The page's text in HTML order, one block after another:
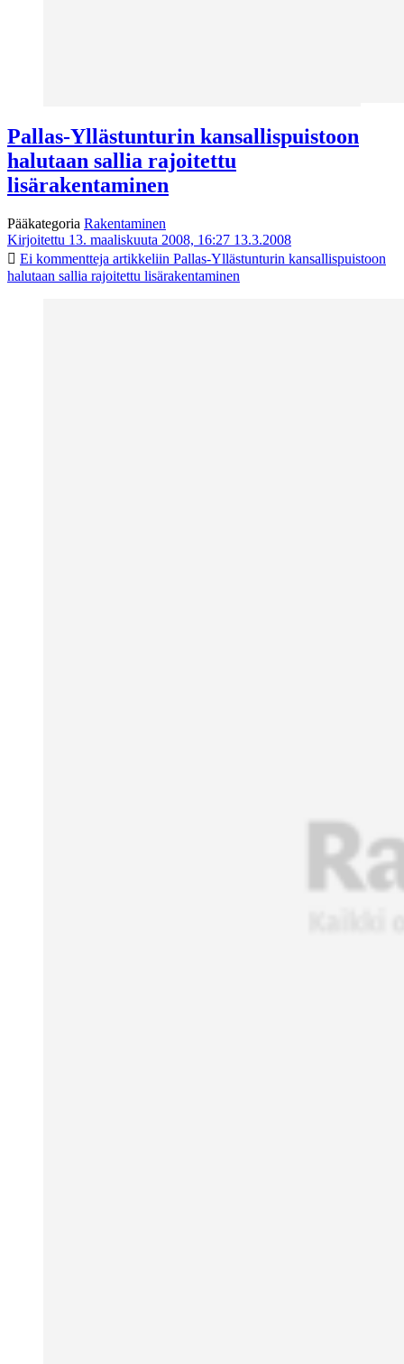
Pallas-Yllästunturin kansallispuistoon
halutaan sallia rajoitettu
lisärakentaminen
Pääkategoria Rakentaminen
Kirjoitettu 13. maaliskuuta 2008, 16:27 13.3.2008
Ei kommentteja artikkeliin Pallas-Yllästunturin kansallispuistoon
halutaan sallia rajoitettu lisärakentaminen